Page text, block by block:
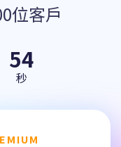
位客戶
53
秒